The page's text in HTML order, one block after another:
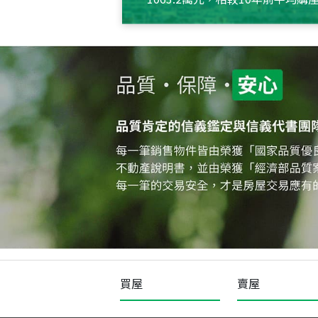
約550萬元，且貸款金額也多
買屋 賣屋